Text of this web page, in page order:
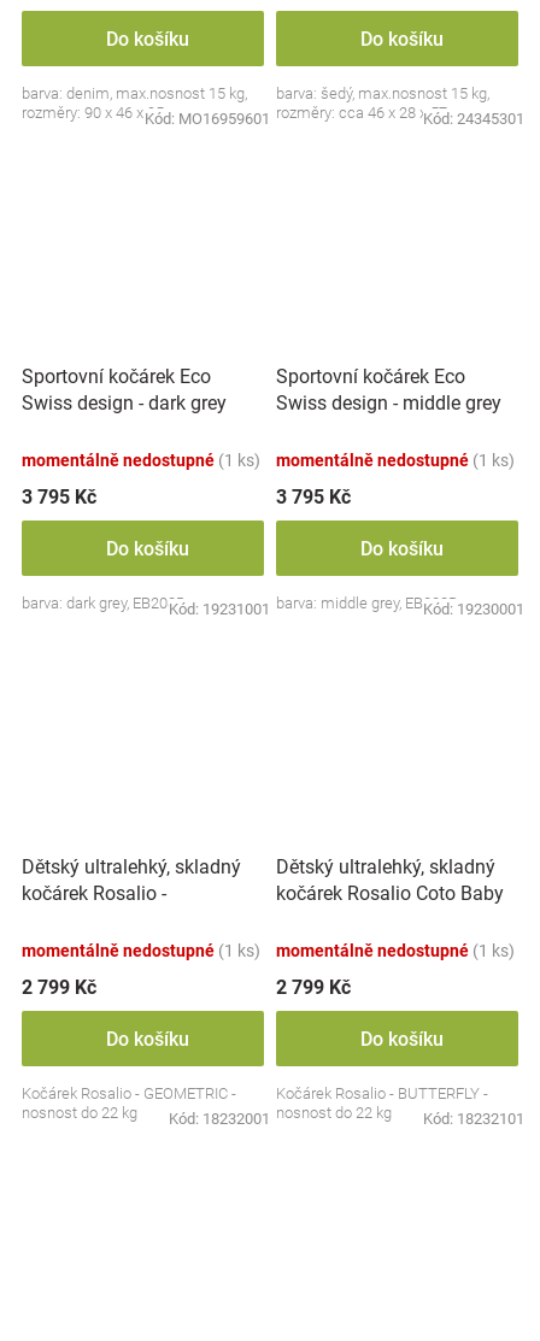
Do košíku
barva: denim, max.nosnost 15 kg,
rozměry: 90 x 46 x 95 cm
Kód: MO16959601
Do košíku
barva: šedý, max.nosnost 15 kg,
rozměry: cca 46 x 28 x 57 cm
Kód: 24345301
Sportovní kočárek Eco
Swiss design - dark grey
momentálně nedostupné (1 ks)
3 795 Kč
Do košíku
barva: dark grey, EB208BKód: 19231001
Sportovní kočárek Eco
Swiss design - middle grey
momentálně nedostupné (1 ks)
3 795 Kč
Do košíku
barva: middle grey, EB208B
Kód: 19230001
Dětský ultralehký, skladný
kočárek Rosalio -
momentálně nedostupné (1 ks)
2 799 Kč
Do košíku
Kočárek Rosalio - GEOMETRIC -
nosnost do 22 kg
Kód: 18232001
Dětský ultralehký, skladný
kočárek Rosalio Coto Baby
momentálně nedostupné (1 ks)
2 799 Kč
Do košíku
Kočárek Rosalio - BUTTERFLY -
nosnost do 22 kg
Kód: 18232101